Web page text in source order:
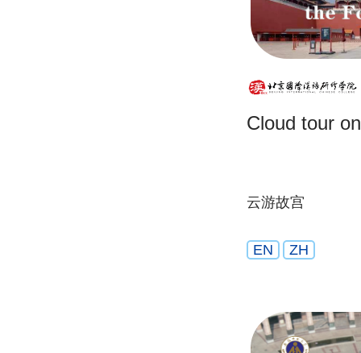
Cloud tour
云游故宫
EN ZH